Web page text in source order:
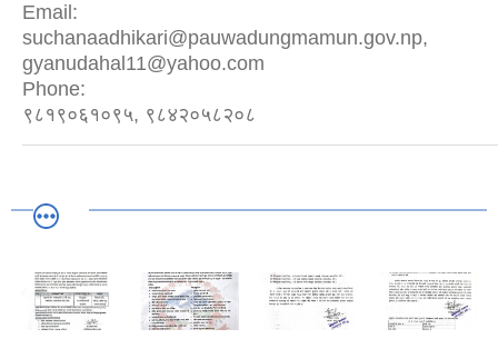
Email:
suchanaadhikari@pauwadungmamun.gov.np,
gyanudahal11@yahoo.com
Phone:
९८१९०६१०९५, ९८४२०५८२०८